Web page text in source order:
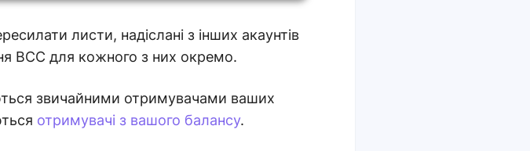
листи, надіслані з інших акаунтів
BCC для кожного з них окремо.
звичайними отримувачами ваших
отримувачі з вашого балансу.